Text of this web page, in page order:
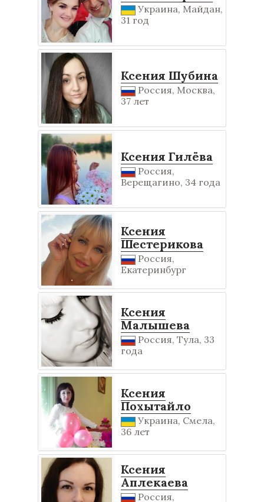
Украина, Майдан,
31 год
Ксения Шубина
Россия, Москва,
37 лет
Ксения Гилёва
Россия,
Верещагино, 34 года
Ксения
Шестерикова
Россия,
Екатеринбург
Ксения
Малышева
Россия, Тула, 33
года
Ксения
Похытайло
Украина, Смела,
36 лет
Ксения
Аплекаева
Россия,